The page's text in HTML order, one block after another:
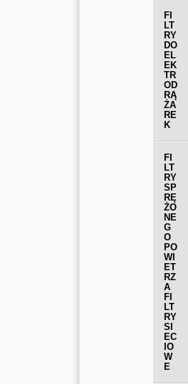
FI
LT
RY
DO
EL
EK
TR
OD
RĄ
ŻA
RE
K
FI
LT
RY
SP
RĘ
ŻO
NE
G
O
PO
WI
ET
RZ
A
FI
LT
RY
SI
EC
IO
W
E